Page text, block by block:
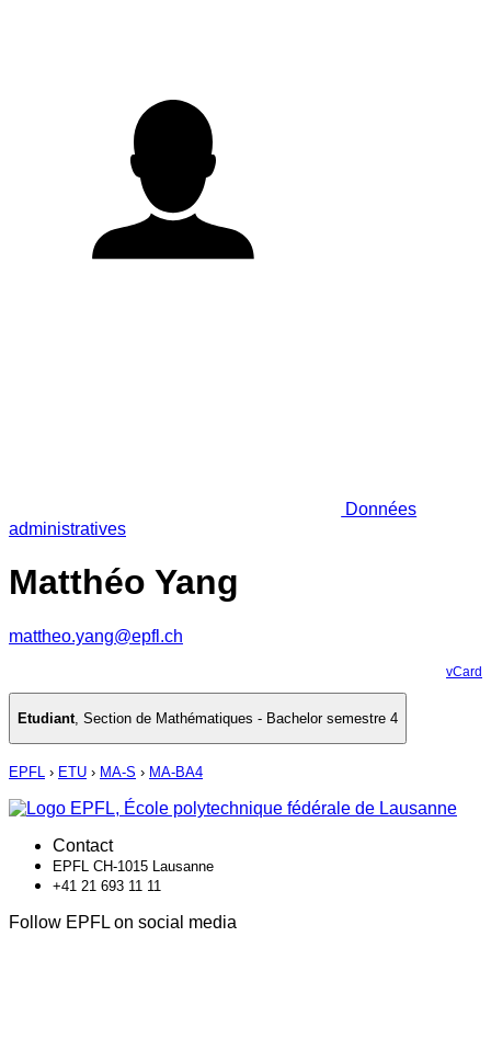
Données
administratives
Matthéo Yang
mattheo.yang@epfl.ch
vCard
Etudiant, Section de Mathématiques - Bachelor semestre 4
EPFL › ETU › MA-S › MA-BA4
Contact
EPFL CH-1015 Lausanne
+41 21 693 11 11
Follow EPFL on social media